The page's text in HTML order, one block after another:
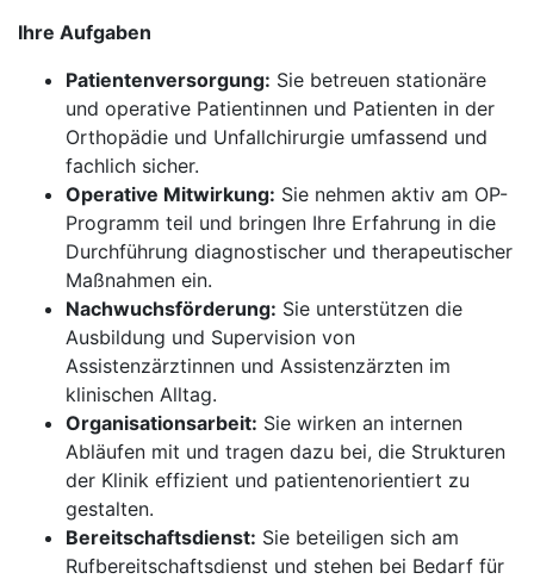
Ihre Aufgaben
Patientenversorgung: Sie betreuen stationäre
und operative Patientinnen und Patienten in der
Orthopädie und Unfallchirurgie umfassend und
fachlich sicher.
Operative Mitwirkung: Sie nehmen aktiv am OP-
Programm teil und bringen Ihre Erfahrung in die
Durchführung diagnostischer und therapeutischer
Maßnahmen ein.
Nachwuchsförderung: Sie unterstützen die
Ausbildung und Supervision von
Assistenzärztinnen und Assistenzärzten im
klinischen Alltag.
Organisationsarbeit: Sie wirken an internen
Abläufen mit und tragen dazu bei, die Strukturen
der Klinik effizient und patientenorientiert zu
gestalten.
Bereitschaftsdienst: Sie beteiligen sich am
Rufbereitschaftsdienst und stehen bei Bedarf für